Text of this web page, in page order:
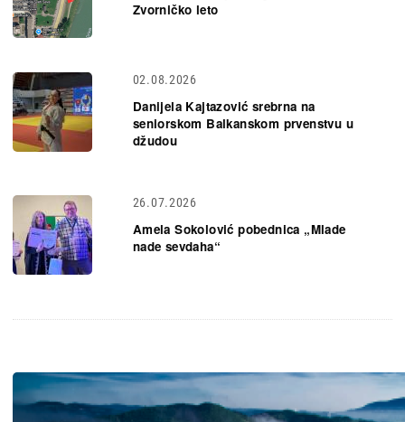
Zvorničko leto
02.08.2026
Danijela Kajtazović srebrna na
seniorskom Balkanskom prvenstvu u
džudou
26.07.2026
Amela Sokolović pobednica „Mlade
nade sevdaha“
Slika